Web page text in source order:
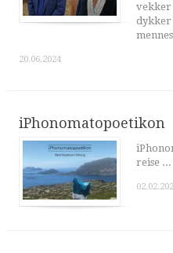
20.06.2024
iPhonomatopoetikon
reise ...